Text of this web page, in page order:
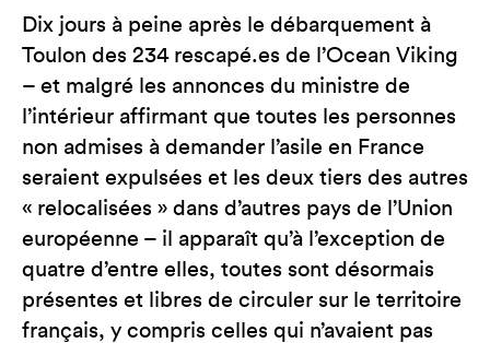
Dix jours à peine après le débarquement à
Toulon des 234 rescapé.es de l’Ocean Viking
– et malgré les annonces du ministre de
l’intérieur affirmant que toutes les personnes
non admises à demander l’asile en France
seraient expulsées et les deux tiers des autres
« relocalisées » dans d’autres pays de l’Union
européenne – il apparaît qu’à l’exception de
quatre d’entre elles, toutes sont désormais
présentes et libres de circuler sur le territoire
français, y compris celles qui n’avaient pas